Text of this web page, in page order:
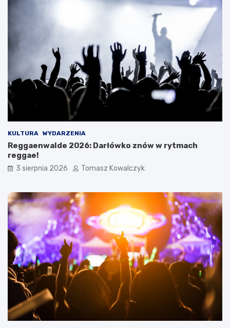
KULTURA WYDARZENIA
Reggaenwalde 2026: Darłówko znów w rytmach
reggae!
3 sierpnia 2026 Tomasz Kowalczyk